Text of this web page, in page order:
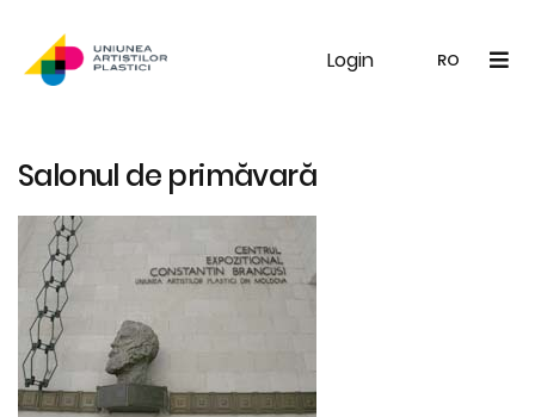
Login RO
UAP Galerie Noutăți
Salonul de primăvară